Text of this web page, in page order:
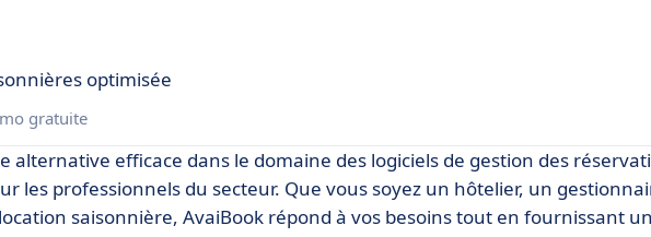
optimisée
gratuite
alternative efficace dans le domaine des logiciels de gestion des
les professionnels du secteur. Que vous soyez un hôtelier, un
saisonnière, AvaiBook répond à vos besoins tout en fournissant